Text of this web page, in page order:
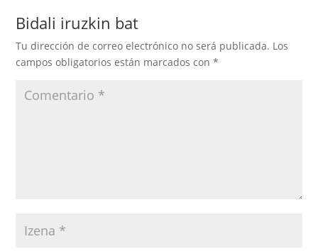
Bidali iruzkin bat
Tu dirección de correo electrónico no será publicada. Los
campos obligatorios están marcados con*